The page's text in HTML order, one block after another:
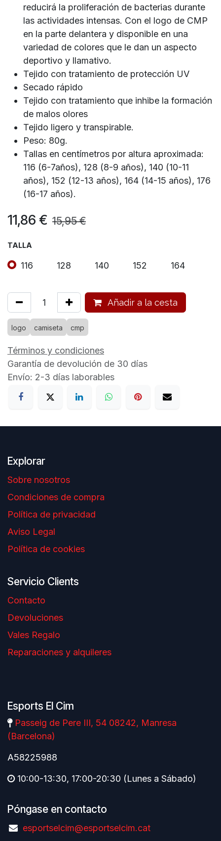
reducirá la proliferación de bacterias durante
las actividades intensas. Con el logo de CMP
en la parte delantera y disponible en una
variedad de colores que le dan un aspecto
deportivo y llamativo.
Tejido con tratamiento de protección UV
Secado rápido
Tejido con tratamiento que inhibe la formación
de malos olores
Tejido ligero y transpirable.
Peso: 80g.
Tallas en centímetros por altura aproximada:
116 (6-7años), 128 (8-9 años), 140 (10-11
años), 152 (12-13 años), 164 (14-15 años), 176
(16-17 años).
11,86 € 15,95€
TALLA
116 128 140 152 164
Añadir a la cesta
logo camiseta cmp
Términos y condiciones
Garantía de devolución de 30 días
Envío: 2-3 días laborables
Explorar
Sobre nosotros
Condiciones de compra
Política de privacidad
Aviso Legal
Política de cookies
Servicio Clients
Contacto
Devoluciones
Vales Regalo
Reparaciones y alquileres
Esports El Cim
Passeig de Pere III, 54 08242, Manresa
(Barcelona)
A58225988
10:00-13:30, 17:00-20:30 (Lunes a Sábado)
Póngase en contacto
esportselcim@esportselcim.cat